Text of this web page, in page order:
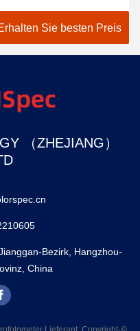
LED Delta-E Farben-
Sie besten Preis
（ZHEJIANG）
Bezirk, Hangzhou-
China